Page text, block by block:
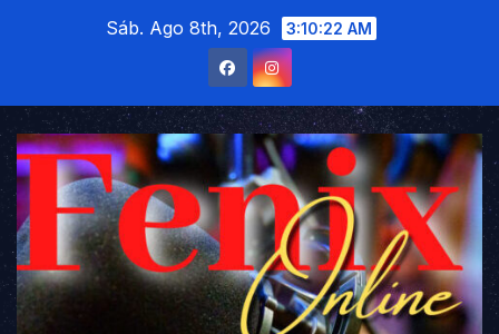
Sáb. Ago 8th, 2026 3:10:23 AM